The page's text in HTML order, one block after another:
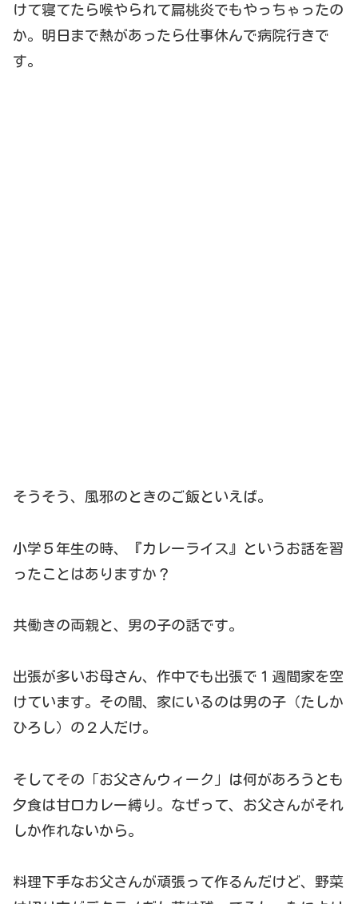
けて寝てたら喉やられて扁桃炎でもやっちゃったの
か。明日まで熱があったら仕事休んで病院行きで
す。
そうそう、風邪のときのご飯といえば。
小学５年生の時、『カレーライス』というお話を習
ったことはありますか？
共働きの両親と、男の子の話です。
出張が多いお母さん、作中でも出張で１週間家を空
けています。その間、家にいるのは男の子（たしか
ひろし）の２人だけ。
そしてその「お父さんウィーク」は何があろうとも
夕食は甘口カレー縛り。なぜって、お父さんがそれ
しか作れないから。
料理下手なお父さんが頑張って作るんだけど、野菜